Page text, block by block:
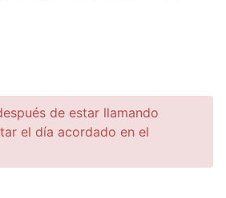
de estar llamando
el día acordado en el